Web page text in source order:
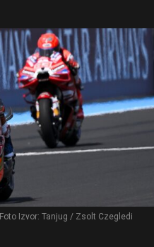
Foto Izvor: Tanjug / Zsolt Czegledi